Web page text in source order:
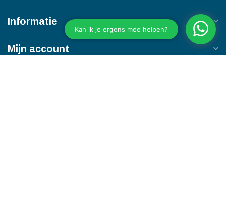
Informatie
Mijn account